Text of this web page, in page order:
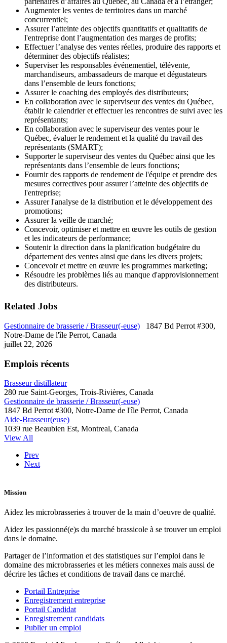
Augmenter les ventes de territoires dans un marché
concurrentiel;
Assurer l’atteinte des objectifs quantitatifs et qualitatifs de
l'entreprise dont l’augmentation des marges de profits;
Effectuer l’analyse des ventes réelles, produire des rapports et
déterminer des objectifs réalistes;
Superviser les responsables événementiel, télévente,
marchandiseurs, ambassadeurs de marque et dégustateurs
dans l’ensemble de leurs fonctions;
Assurer le coaching des employés des distributeurs;
En collaboration avec le superviseur des ventes du Québec,
établir le calendrier et effectuer les rencontres de suivi avec les
représentants;
En collaboration avec le superviseur des ventes pour le
Québec, évaluer le rendement et la qualité du travail des
représentants (SMART);
Supporter le superviseur des ventes du Québec ainsi que les
représentants dans l’ensemble de leurs fonctions;
Fournir des rapports de rendement de l'équipe et prendre des
mesures correctives pour assurer l’atteinte des objectifs de
l'entreprise;
Assurer l'analyse de la distribution et le développement des
promotions;
Assurer la veille de marché;
Concevoir, optimiser et mettre en œuvre les outils de gestion
et les indicateurs de performance;
Soutenir la direction dans la planification budgétaire du
département des ventes ainsi que dans les divers projets;
Concevoir et mettre en œuvre les programmes marketing;
Résoudre les problèmes liés au manque d'approvisionnement
des distributeurs.
Related Jobs
Gestionnaire de brasserie / Brasseur(-euse)
1847 Bd Perrot #300,
Notre-Dame de l'île Perrot, Canada
juillet 22, 2026
Emplois récents
Brasseur distillateur
280 rue Saint-Georges, Trois-Rivières, Canada
Gestionnaire de brasserie / Brasseur(-euse)
1847 Bd Perrot #300, Notre-Dame de l'île Perrot, Canada
Aide-Brasseur(euse)
1039 rue Beaubien Est, Montreal, Canada
View All
Prev
Next
Mission
Aidez les microbrasseries à trouver de la main d’oeuvre de qualité.
Aidez les passionné(e)s du marché brassicole à se trouver un emploi
dans le domaine.
Partager de l’information et des statistiques sur l’emploi dans le
domaine des microbrasseries et les métiers connexes mais aussi de
décrire les tâches et conditions de travail dans ce marché.
Portail Entreprise
Enregistrement entreprise
Portail Candidat
Enregistrement candidats
Publier un emploi